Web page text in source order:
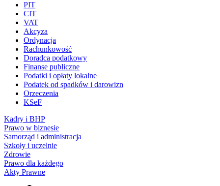
PIT
CIT
VAT
Akcyza
Ordynacja
Rachunkowość
Doradca podatkowy
Finanse publiczne
Podatki i opłaty lokalne
Podatek od spadków i darowizn
Orzeczenia
KSeF
Kadry i BHP
Prawo w biznesie
Samorząd i administracja
Szkoły i uczelnie
Zdrowie
Prawo dla każdego
Akty Prawne